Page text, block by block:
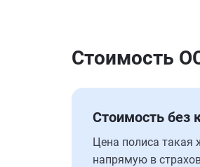
Стоимость
Стоимость без
Цена полиса такая
напрямую в